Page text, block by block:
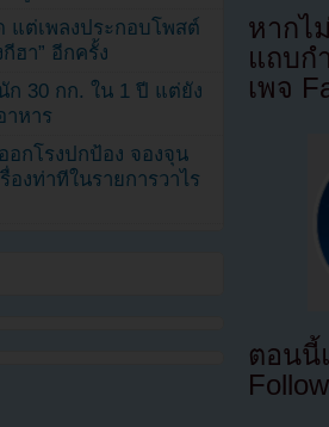
หากไ
แถบก
เพจ
ตอนนี้
แต่เพลงประกอบโพสต์
ฮา” อีกครั้ง
30 กก. ใน 1 ปี แต่ยัง
าหาร
อกโรงปกป้อง จองจุน
งท่าทีในรายการวาไร